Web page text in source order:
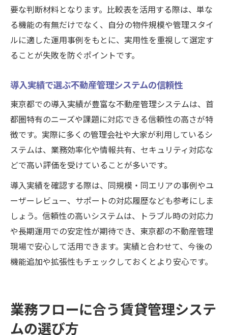
要な判断材料となります。比較表を活用する際は、単な
る機能の有無だけでなく、自分の物件規模や管理スタイ
ルに適した運用事例をもとに、実用性を重視して選定す
ることが失敗を防ぐポイントです。
導入実績で選ぶ不動産管理システムの信頼性
東京都での導入実績が豊富な不動産管理システムは、首
都圏特有のニーズや課題に対応できる信頼性の高さが特
徴です。実際に多くの管理会社や大家が利用しているシ
ステムは、業務効率化や情報共有、セキュリティ対応な
どで高い評価を受けていることが多いです。
導入実績を確認する際は、同規模・同エリアの事例やユ
ーザーレビュー、サポートの対応履歴なども参考にしま
しょう。信頼性の高いシステムは、トラブル時の対応力
や長期運用での安定性が期待でき、東京都の不動産管理
現場で安心して活用できます。実績と合わせて、今後の
機能追加や拡張性もチェックしておくとより安心です。
業務フローに合う賃貸管理システ
ムの選び方